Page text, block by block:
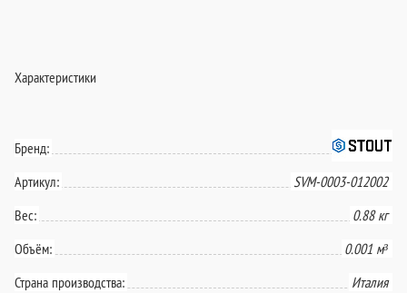
Характеристики
Бренд:
Артикул:
SVM-0003-012002
Вес:
0.88 кг
Объём:
0.001 м³
Страна производства:
Италия